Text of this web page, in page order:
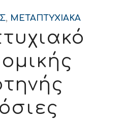
, ΜΕΤΑΠΤΥΧΙΑΚΑ